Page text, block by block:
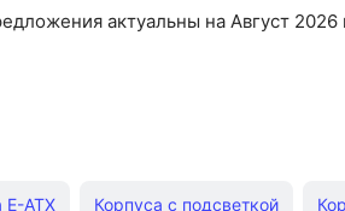
актуальны на Август
E-ATX Корпуса с подсветкой